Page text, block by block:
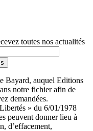
toutes nos actualités
Bayard, auquel Editions
notre fichier afin de
demandées.
» du 6/01/1978
peuvent donner lieu à
d’effacement,